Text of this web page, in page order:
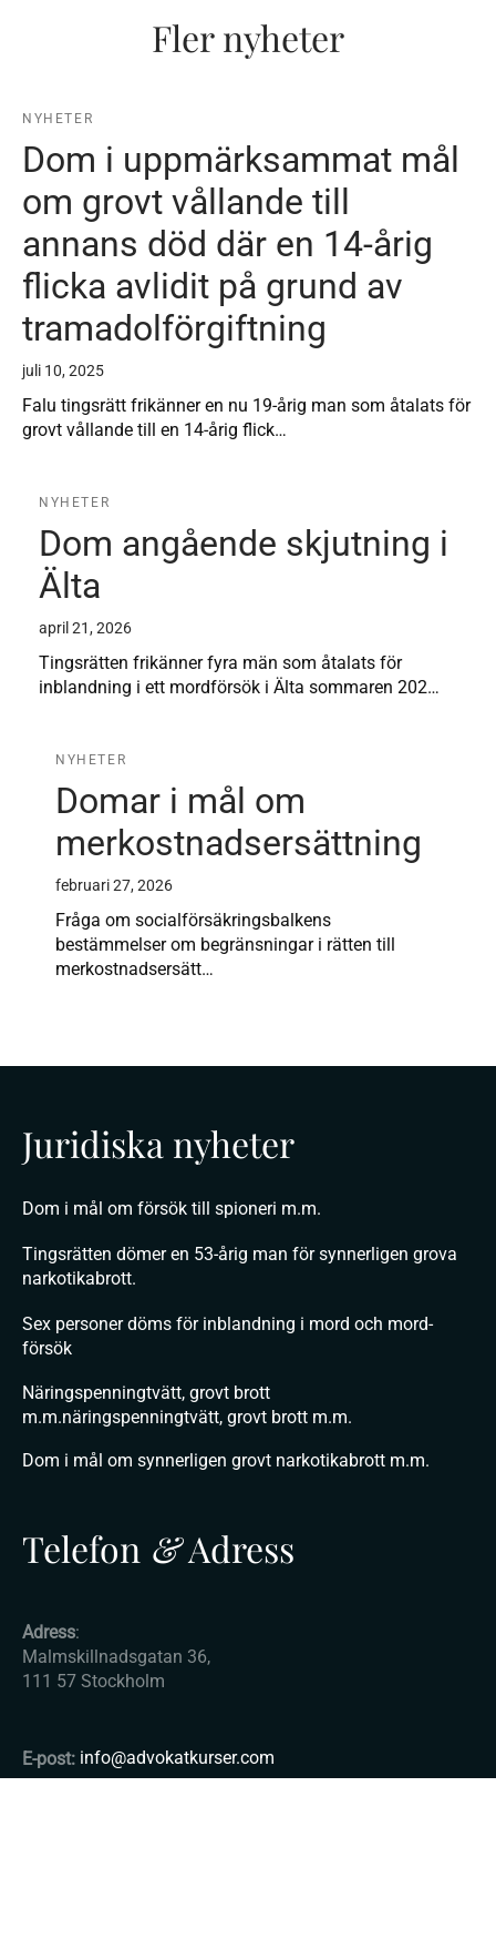
Fler nyheter
NYHETER
Dom i uppmärksammat mål
om grovt vållande till
annans död där en 14-årig
flicka avlidit på grund av
tramadolförgiftning
juli 10, 2025
Falu tingsrätt frikänner en nu 19-årig man som åtalats för
grovt vållande till en 14-årig flick…
NYHETER
Dom angående skjutning i
Älta
april 21, 2026
Tingsrätten frikänner fyra män som åtalats för
inblandning i ett mordförsök i Älta sommaren 202…
NYHETER
Domar i mål om
merkostnadsersättning
februari 27, 2026
Fråga om socialförsäkringsbalkens
bestämmelser om begränsningar i rätten till
merkostnadsersätt…
Juridiska nyheter
Dom i mål om försök till spioneri m.m.
Tingsrätten dömer en 53-årig man för synnerligen grova
narkotikabrott.
Sex personer döms för inblandning i mord och mord-
försök
Näringspenningtvätt, grovt brott
m.m.näringspenningtvätt, grovt brott m.m.
Dom i mål om synnerligen grovt narkotikabrott m.m.
Telefon &Adress
Adress:
Malmskillnadsgatan 36,
111 57 Stockholm
E-post: info@advokatkurser.com